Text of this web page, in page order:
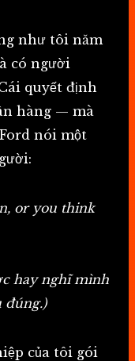
như tôi năm
có người
quyết định
hàng — mà
nói một
or you think
hay nghĩ mình
đúng.)
của tôi gói